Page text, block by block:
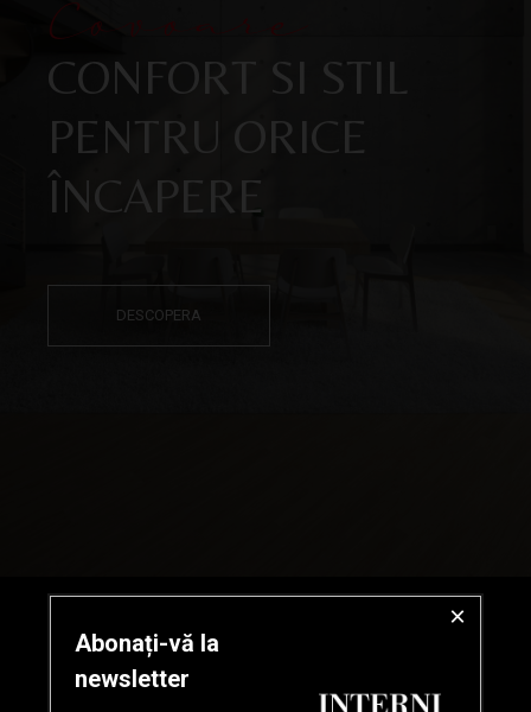
Covoare
CONFORT SI STIL
PENTRU ORICE
ÎNCAPERE
DESCOPERA
Abonați-vă la
newsletter
×